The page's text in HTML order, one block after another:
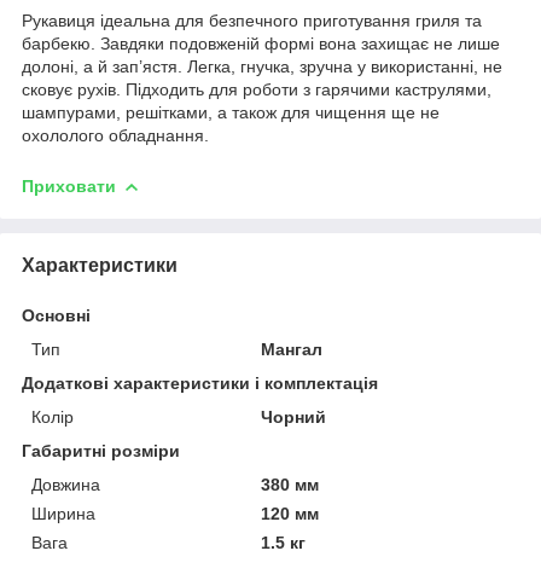
Рукавиця ідеальна для безпечного приготування гриля та
барбекю. Завдяки подовженій формі вона захищає не лише
долоні, а й зап’ястя. Легка, гнучка, зручна у використанні, не
сковує рухів. Підходить для роботи з гарячими каструлями,
шампурами, решітками, а також для чищення ще не
охололого обладнання.
Приховати
Характеристики
Основні
Тип
Мангал
Додаткові характеристики і комплектація
Колір
Чорний
Габаритні розміри
Довжина
380 мм
Ширина
120 мм
Вага
1.5 кг